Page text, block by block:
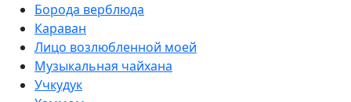
Борода верблюда
Караван
Лицо возлюбленной моей
Музыкальная чайхана
Учкудук